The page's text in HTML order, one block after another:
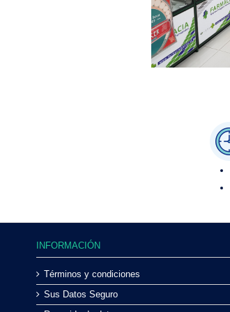
INFORMACIÓN
Términos y condiciones
Sus Datos Seguro